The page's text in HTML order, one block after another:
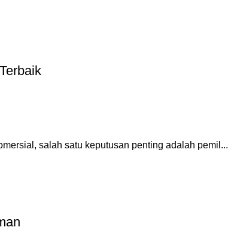
salah satu keputusan penting adalah pemil...